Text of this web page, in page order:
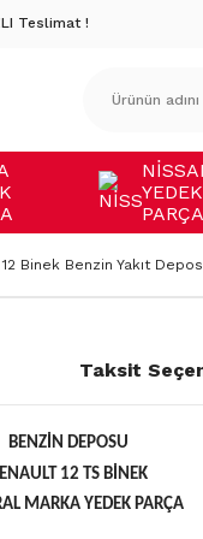
Teslimat !
YEDEK
PARÇA
Binek Benzin Yakıt
Taksit
BENZİN DEPOSU
12 TS BİNEK
MARKA YEDEK PARÇA